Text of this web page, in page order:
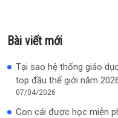
Bài viết mới
Tại sao hệ thống giáo
top đầu thế giới năm
07/04/2026
Con cái được học miễn